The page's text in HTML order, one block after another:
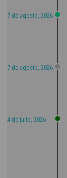
7 de agosto, 2026
7 de agosto, 2026
4 de julio, 2026